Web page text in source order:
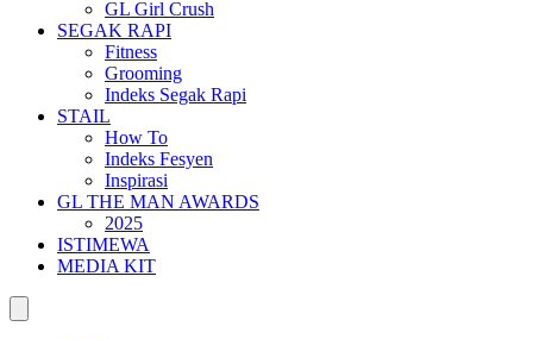
GL Girl Crush
SEGAK RAPI
Fitness
Grooming
Indeks Segak Rapi
STAIL
How To
Indeks Fesyen
Inspirasi
GL THE MAN AWARDS
2025
ISTIMEWA
MEDIA KIT